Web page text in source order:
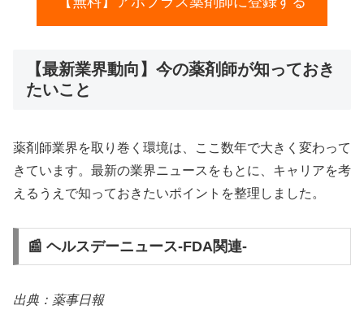
【最新業界動向】今の薬剤師が知っておき
たいこと
薬剤師業界を取り巻く環境は、ここ数年で大きく変わって
きています。最新の業界ニュースをもとに、キャリアを考
えるうえで知っておきたいポイントを整理しました。
📰 ヘルスデーニュース‐FDA関連‐
出典：薬事日報